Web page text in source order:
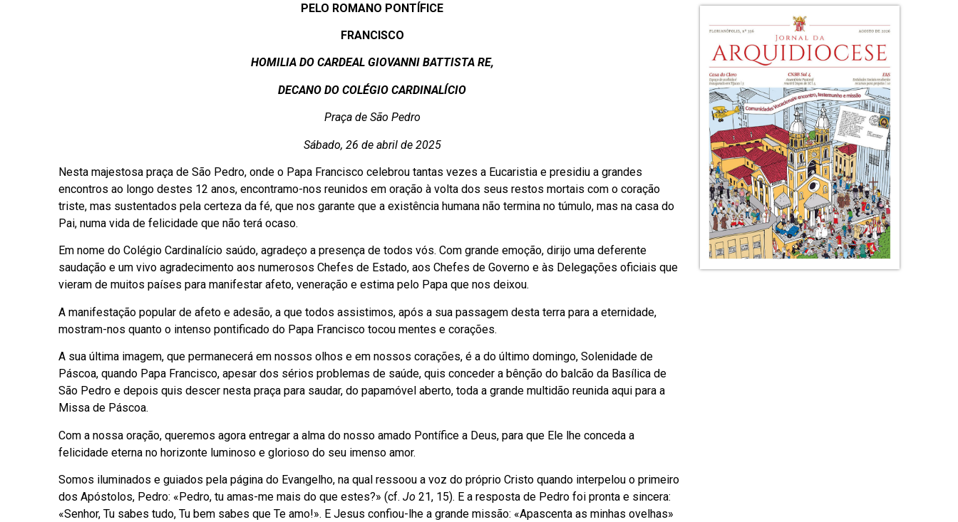
PELO ROMANO PONTÍFICE
FRANCISCO
HOMILIA DO CARDEAL GIOVANNI BATTISTA RE,
DECANO DO COLÉGIO CARDINALÍCIO
Praça de São Pedro
Sábado, 26 de abril de 2025
Nesta majestosa praça de São Pedro, onde o Papa Francisco celebrou tantas vezes a Eucaristia e presidiu a grandes
encontros ao longo destes 12 anos, encontramo-nos reunidos em oração à volta dos seus restos mortais com o coração
triste, mas sustentados pela certeza da fé, que nos garante que a existência humana não termina no túmulo, mas na casa do
Pai, numa vida de felicidade que não terá ocaso.
Em nome do Colégio Cardinalício saúdo, agradeço a presença de todos vós. Com grande emoção, dirijo uma deferente
saudação e um vivo agradecimento aos numerosos Chefes de Estado, aos Chefes de Governo e às Delegações oficiais que
vieram de muitos países para manifestar afeto, veneração e estima pelo Papa que nos deixou.
A manifestação popular de afeto e adesão, a que todos assistimos, após a sua passagem desta terra para a eternidade,
mostram-nos quanto o intenso pontificado do Papa Francisco tocou mentes e corações.
A sua última imagem, que permanecerá em nossos olhos e em nossos corações, é a do último domingo, Solenidade de
Páscoa, quando Papa Francisco, apesar dos sérios problemas de saúde, quis conceder a bênção do balcão da Basílica de
São Pedro e depois quis descer nesta praça para saudar, do papamóvel aberto, toda a grande multidão reunida aqui para a
Missa de Páscoa.
Com a nossa oração, queremos agora entregar a alma do nosso amado Pontífice a Deus, para que Ele lhe conceda a
felicidade eterna no horizonte luminoso e glorioso do seu imenso amor.
Somos iluminados e guiados pela página do Evangelho, na qual ressoou a voz do próprio Cristo quando interpelou o primeiro
dos Apóstolos, Pedro: «Pedro, tu amas-me mais do que estes?» (cf. Jo 21, 15). E a resposta de Pedro foi pronta e sincera:
«Senhor, Tu sabes tudo, Tu bem sabes que Te amo!». E Jesus confiou-lhe a grande missão: «Apascenta as minhas ovelhas»